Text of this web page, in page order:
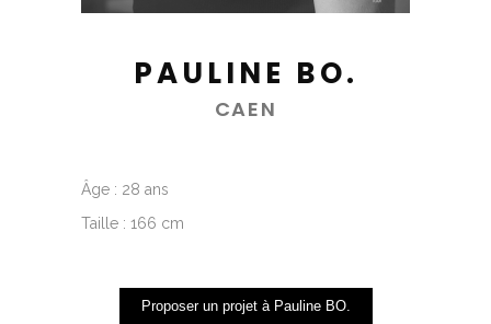
PAULINE BO.
CAEN
Âge : 28 ans
Taille : 166 cm
Proposer un projet à Pauline BO.